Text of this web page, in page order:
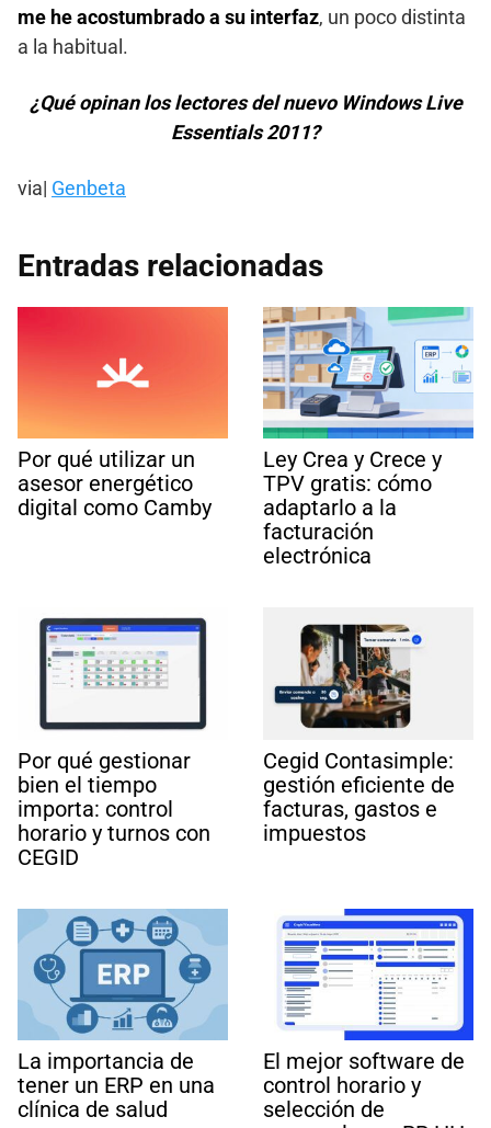
me he acostumbrado a su interfaz, un poco distinta
a la habitual.
¿Qué opinan los lectores del nuevo Windows Live
Essentials 2011?
via| Genbeta
Entradas relacionadas
Por qué utilizar un
asesor energético
digital como Camby
Ley Crea y Crece y
TPV gratis: cómo
adaptarlo a la
facturación
electrónica
Por qué gestionar
bien el tiempo
importa: control
horario y turnos con
CEGID
Cegid Contasimple:
gestión eficiente de
facturas, gastos e
impuestos
La importancia de
tener un ERP en una
clínica de salud
El mejor software de
control horario y
selección de